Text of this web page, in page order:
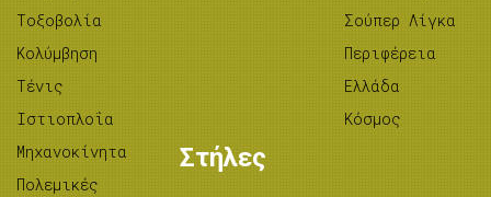
Tοξοβολία
Κολύμβηση
Τένις
Ιστιοπλοΐα
Μηχανοκίνητα
Πολεμικές
Σούπερ Λίγκα
Περιφέρεια
Ελλάδα
Κόσμος
Στήλες